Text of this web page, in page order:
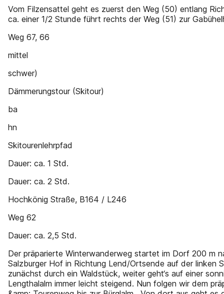
Vom Filzensattel geht es zuerst den Weg (50) entlang
ca. einer 1/2 Stunde führt rechts der Weg (51) zur
Weg 67, 66
mittel
schwer)
Dämmerungstour (Skitour)
ba
hn
Skitourenlehrpfad
Dauer: ca. 1 Std.
Dauer: ca. 2 Std.
Hochkönig Straße, B164 / L246
Weg 62
Dauer: ca. 2,5 Std.
Der präparierte Winterwanderweg startet im Dorf 200 m
Salzburger Hof in Richtung Lend/Ortsende auf der linken
zunächst durch ein Waldstück, weiter geht‘s auf einer
Lengthalalm immer leicht steigend. Nun folgen wir dem